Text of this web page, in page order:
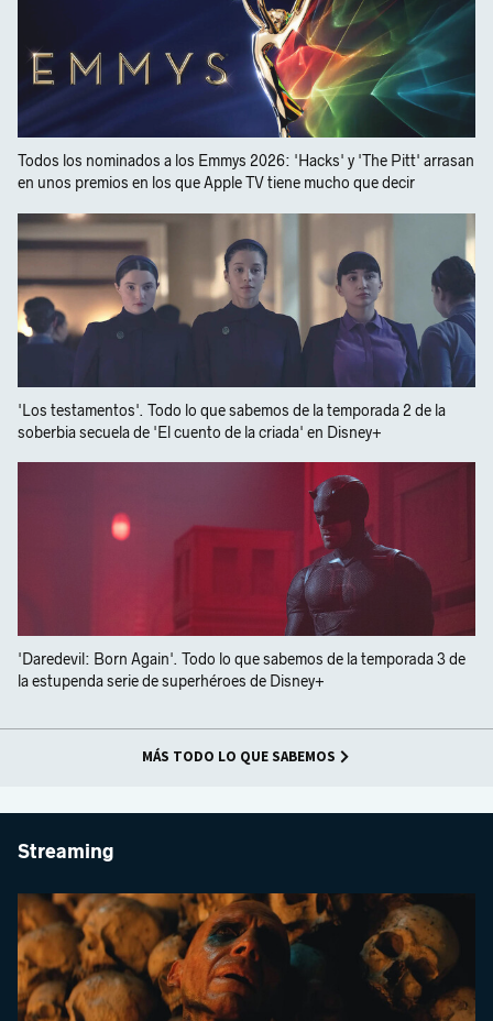
Todos los nominados a los Emmys 2026: 'Hacks' y 'The Pitt' arrasan
en unos premios en los que Apple TV tiene mucho que decir
'Los testamentos'. Todo lo que sabemos de la temporada 2 de la
soberbia secuela de 'El cuento de la criada' en Disney+
'Daredevil: Born Again'. Todo lo que sabemos de la temporada 3 de
la estupenda serie de superhéroes de Disney+
MÁS TODO LO QUE SABEMOS
Streaming